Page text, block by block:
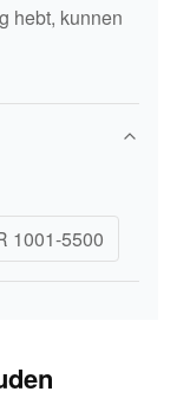
hebt, kunnen
1001-5500